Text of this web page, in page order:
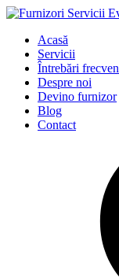
Acasă
Servicii
Întrebări
Despre noi
Devino furnizor
Blog
Contact